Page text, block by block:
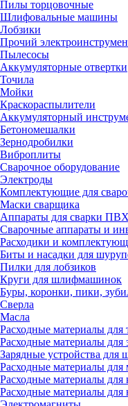
Пилы торцовочные
Шлифовальные машины
Лобзики
Прочий
Пылесосы
Аккумуляторные отвертки
Точила
Мойки
Краскораспылители
Аккумуляторный
Бетономешалки
Зернодробилки
Виброплиты
Сварочное оборудование
Электроды
Комплектующие для
Маски сварщика
Аппараты для сварки
Сварочные аппараты и
Расходики и
Биты и насадки для
Пилки для лобзиков
Круги для шлифмашинок
Буры, коронки, пики,
Сверла
Масла
Расходные материалы для
Расходные материалы для
Зарядные устройства для
Расходные материалы для
Расходные материалы для
Расходные материалы для